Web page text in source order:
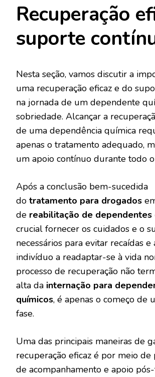
Recuperação
suporte
Nesta seção, vamos discutir a
uma recuperação eficaz e do
na jornada de um dependente
sobriedade. Alcançar a
de uma dependência química
apenas o tratamento adequado,
um apoio contínuo durante todo
Após a conclusão bem-sucedida
do tratamento para drogados
de reabilitação de dependentes
crucial fornecer os cuidados e o
necessários para evitar recaídas
indivíduo a readaptar-se à vida
processo de recuperação não
alta da internação para
químicos, é apenas o começo de
fase.
Uma das principais maneiras de
recuperação eficaz é por meio de
de acompanhamento e apoio